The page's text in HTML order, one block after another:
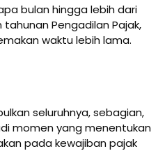
bulan hingga lebih dari
Pengadilan Pajak,
waktu lebih lama.
seluruhnya, sebagian,
momen yang menentukan
pada kewajiban pajak